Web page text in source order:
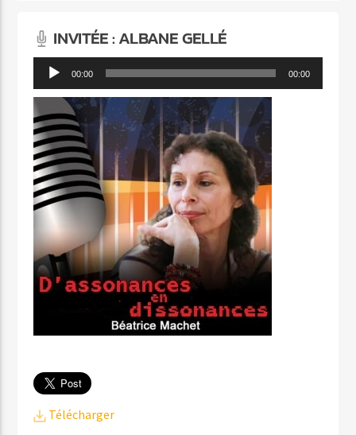
INVITÉE : ALBANE GELLÉ
Lecteur
audio
00:00 00:00
Télécharger